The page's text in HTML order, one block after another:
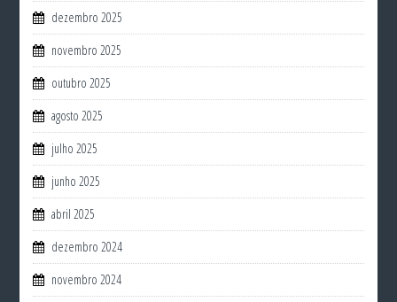
dezembro 2025
novembro 2025
outubro 2025
agosto 2025
julho 2025
junho 2025
abril 2025
dezembro 2024
novembro 2024